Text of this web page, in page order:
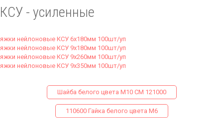
КСУ - усиленные
нейлоновые КСУ 6х180мм 100шт/уп
нейлоновые КСУ 9х180мм 100шт/уп
нейлоновые КСУ 9х260мм 100шт/уп
нейлоновые КСУ 9х350мм 100шт/уп
Шайба белого цвета М10 СМ 121000
110600 Гайка белого цвета М6